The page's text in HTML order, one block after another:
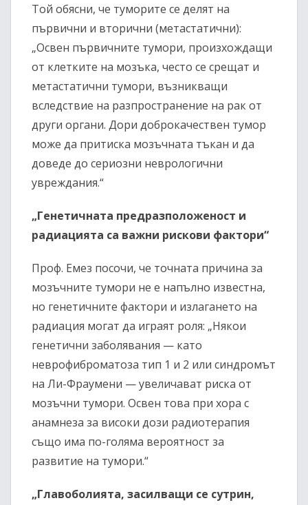
Той обясни, че туморите се делят на
първични и вторични (метастатични):
„Освен първичните тумори, произхождащи
от клетките на мозъка, често се срещат и
метастатични тумори, възникващи
вследствие на разпространение на рак от
други органи. Дори доброкачествен тумор
може да притиска мозъчната тъкан и да
доведе до сериозни неврологични
увреждания.“
„Генетичната предразположеност и
радиацията са важни рискови фактори“
Проф. Емез посочи, че точната причина за
мозъчните тумори не е напълно известна,
но генетичните фактори и излагането на
радиация могат да играят роля: „Някои
генетични заболявания — като
неврофиброматоза тип 1 и 2 или синдромът
на Ли-Фраумени — увеличават риска от
мозъчни тумори. Освен това при хора с
анамнеза за високи дози радиотерапия
също има по-голяма вероятност за
развитие на тумори.“
„Главоболията, засилващи се сутрин,